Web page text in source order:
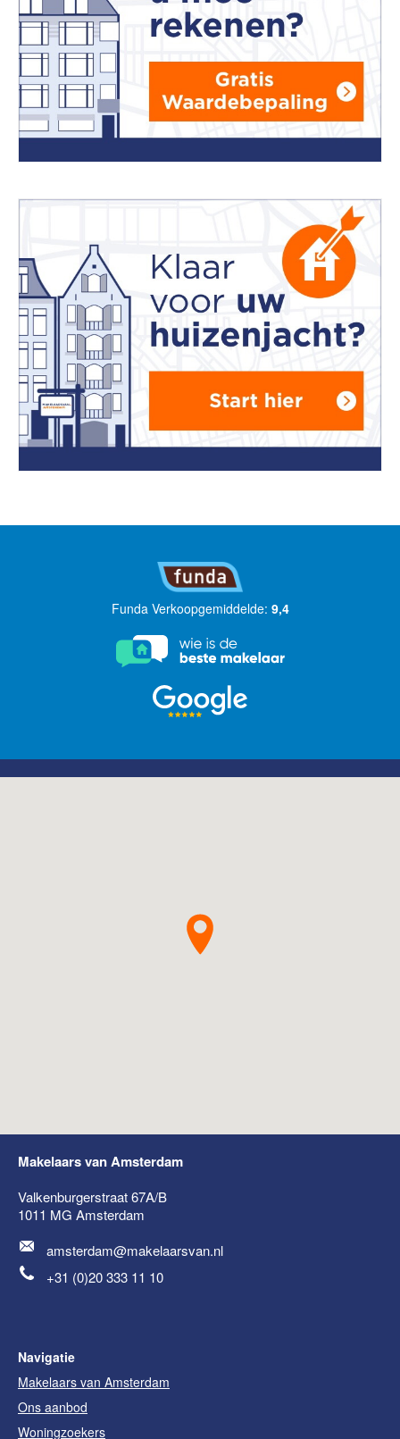
Funda Verkoopgemiddelde: 9,4
Makelaars van Amsterdam
Valkenburgerstraat 67A/B
1011 MG Amsterdam
amsterdam@makelaarsvan.nl
+31 (0)20 333 11 10
Navigatie
Makelaars van Amsterdam
Ons aanbod
Woningzoekers